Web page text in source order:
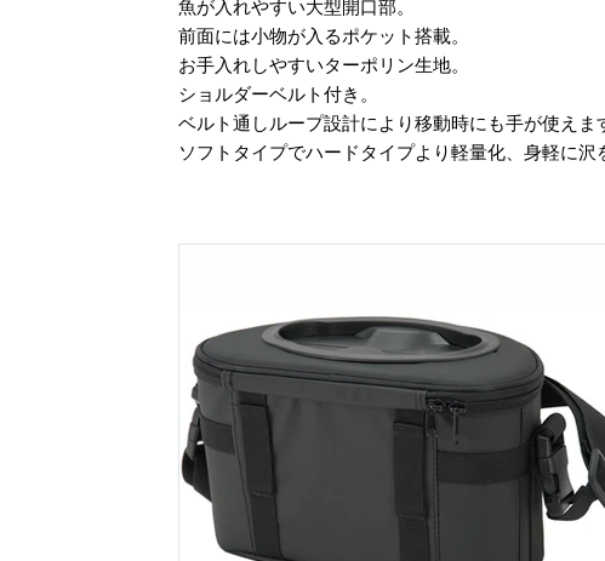
魚が入れやすい大型開口部。
前面には小物が入るポケット搭載。
お手入れしやすいターポリン生地。
ショルダーベルト付き。
ベルト通しループ設計により移動時にも手が使えま
ソフトタイプでハードタイプより軽量化、身軽に沢